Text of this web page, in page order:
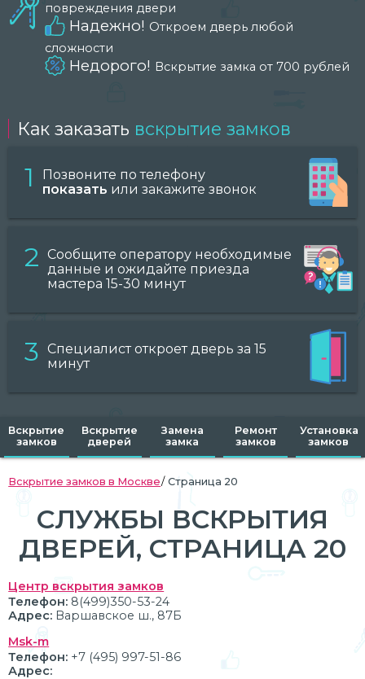
повреждения двери
Надежно! Откроем дверь любой
сложности
Недорого! Вскрытие замка от 700 рублей
Как заказать вскрытие замков
1
Позвоните по телефону
показать или закажите звонок
2 Сообщите оператору необходимые
данные и ожидайте приезда
мастера 15-30 минут
3 Специалист откроет дверь за 15
минут
Вскрытие
замков
Вскрытие
дверей
Замена
замка
Ремонт
замков
Установка
замков
Вскрытие замков в Москве Страница 20
CЛУЖБЫ ВСКРЫТИЯ
ДВЕРЕЙ, CТРАНИЦА 20
Центр вскрытия замков
Телефон: 8(499)350-53-24
Адрес: Варшавское ш., 87Б
Msk-m
Телефон: +7 (495) 997-51-86
Адрес: